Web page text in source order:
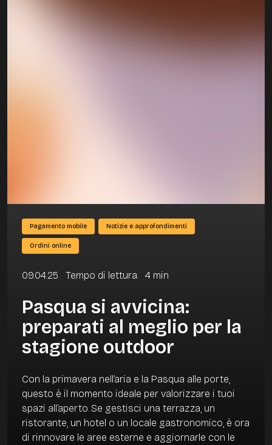
Pagamento mobile Notizie e approfondimenti
Ordini online
09.04.25 Tempo di lettura: 4 min
Pasqua si avvicina:
preparati al meglio per la
stagione outdoor
Con la primavera nell’aria e la Pasqua alle porte,
questo è il momento ideale per valorizzare i tuoi
spazi all’aperto. Se gestisci una terrazza, un
ristorante, un hotel o un locale gastronomico, è ora
di rinnovare le aree esterne e aggiornarle con le